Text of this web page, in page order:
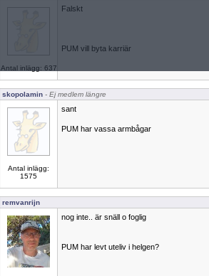
Antal inlägg: 637
Falskt
PUM vill byta karriär
skopolamin - Ej medlem längre
Antal inlägg:
1575
sant
PUM har vassa armbågar
remvanrijn
nog inte.. är snäll o foglig
PUM har levt uteliv i helgen?